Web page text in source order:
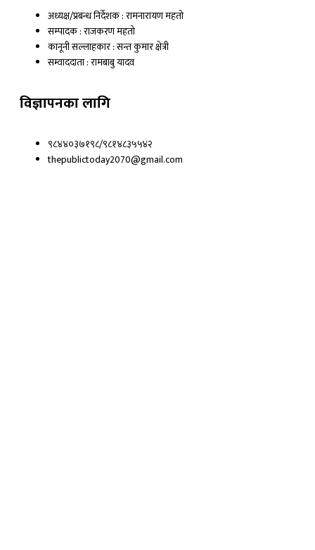
अध्यक्ष/प्रबन्ध निर्देशक : रामनारायण महतो
सम्पादक : राजकरण महतो
कानूनी सल्लाहकार : सन्त कुमार क्षेत्री
सम्वाददाता : रामबाबु यादव
विज्ञापनका लागि
९८४४०३७१९८/९८१४८३५५४२
thepublictoday2070@gmail.com